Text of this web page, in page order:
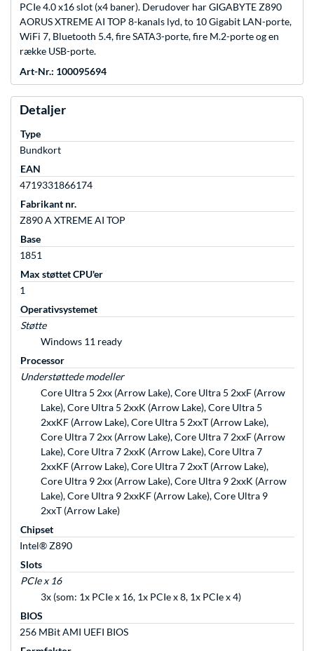
PCIe 4.0 x16 slot (x4 baner). Derudover har GIGABYTE Z890
AORUS XTREME AI TOP 8-kanals lyd, to 10 Gigabit LAN-porte,
WiFi 7, Bluetooth 5.4, fire SATA3-porte, fire M.2-porte og en
række USB-porte.
Art-Nr.: 100095694
Detaljer
Type
Bundkort
EAN
4719331866174
Fabrikant nr.
Z890 A XTREME AI TOP
Base
1851
Max støttet CPU'er
1
Operativsystemet
Støtte
Windows 11 ready
Processor
Understøttede modeller
Core Ultra 5 2xx (Arrow Lake), Core Ultra 5 2xxF (Arrow
Lake), Core Ultra 5 2xxK (Arrow Lake), Core Ultra 5
2xxKF (Arrow Lake), Core Ultra 5 2xxT (Arrow Lake),
Core Ultra 7 2xx (Arrow Lake), Core Ultra 7 2xxF (Arrow
Lake), Core Ultra 7 2xxK (Arrow Lake), Core Ultra 7
2xxKF (Arrow Lake), Core Ultra 7 2xxT (Arrow Lake),
Core Ultra 9 2xx (Arrow Lake), Core Ultra 9 2xxK (Arrow
Lake), Core Ultra 9 2xxKF (Arrow Lake), Core Ultra 9
2xxT (Arrow Lake)
Chipset
Intel® Z890
Slots
PCIe x 16
3x (som: 1x PCIe x 16, 1x PCIe x 8, 1x PCIe x 4)
BIOS
256 MBit AMI UEFI BIOS